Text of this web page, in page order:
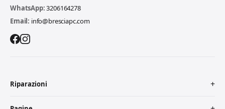
WhatsApp:3206164278
Email: info@bresciapc.com
Riparazioni